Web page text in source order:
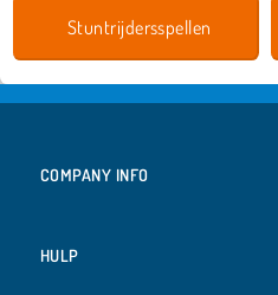
Stuntrijdersspellen
COMPANY INFO
HULP